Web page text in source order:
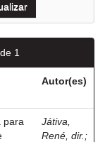
1
Autor(es)
para
Játiva,
René, dir. ;